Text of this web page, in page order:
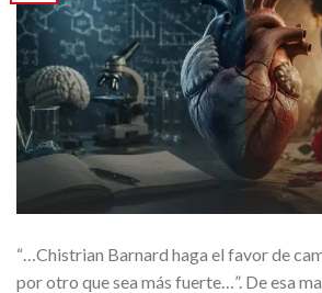
“…Chistrian Barnard haga el favor de
por otro que sea más fuerte…”. De esa